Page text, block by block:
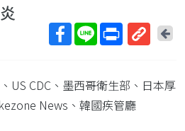
短
網
回
頁
US CDC、墨西哥衛生部、日本厚
News、韓國疾管廳